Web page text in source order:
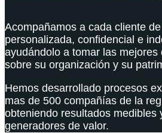
Acompañamos a cada cliente
personalizada, confidencial e
ayudándolo a tomar las mejores
sobre su organización y su
Hemos desarrollado procesos
mas de 500 compañías de la
obteniendo resultados medibles
generadores de valor.